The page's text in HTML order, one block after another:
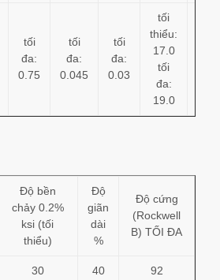
tối
đa:
0.75
tối
đa:
0.045
tối
đa:
0.03
tối
thiểu:
17.0
tối
đa:
19.0
Độ bền
chảy 0.2%
ksi (tối
thiểu)
Độ
giãn
dài
%
Độ cứng
(Rockwell
B) TỐI ĐA
30 40 92